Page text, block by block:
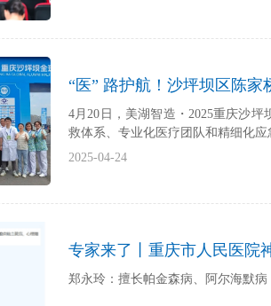
“医” 路护航！沙坪坝区陈
4月20日，美湖智造・2025重庆沙
救体系、专业化医疗团队和精细化
2025-04-24
专家来了丨重庆市人民医院
郑永玲：擅长帕金森病、阿尔海默